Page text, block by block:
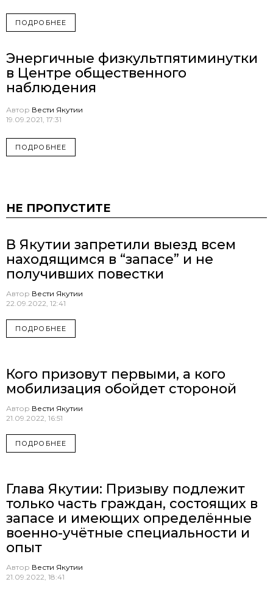
ПОДРОБНЕЕ
Энергичные физкультпятиминутки
в Центре общественного
наблюдения
Автор Вести Якутии
19.09.2021, 17:31
ПОДРОБНЕЕ
НЕ ПРОПУСТИТЕ
В Якутии запретили выезд всем
находящимся в “запасе” и не
получивших повестки
Автор Вести Якутии
22.09.2022, 12:41
ПОДРОБНЕЕ
Кого призовут первыми, а кого
мобилизация обойдет стороной
Автор Вести Якутии
21.09.2022, 16:51
ПОДРОБНЕЕ
Глава Якутии: Призыву подлежит
только часть граждан, состоящих в
запасе и имеющих определённые
военно-учётные специальности и
опыт
Автор Вести Якутии
21.09.2022, 18:41